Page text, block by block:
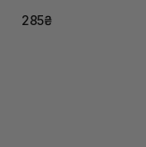
285₴